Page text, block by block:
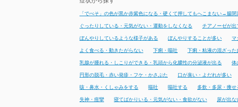
「でべそ」の色が黒か赤紫色になる・硬くて押してもへこまない→腸閉
ぐったりしている・元気がない・運動をしなくなる チアノーゼが出
ぼんやりしているような様子がある ぼんやりすることが多い マ
よく食べる・動きたがらない 下痢・嘔吐 下痢・粘液の混ざった
乳腺が腫れる・しこりができる・乳頭から化膿性の分泌液が出る 体
円形の脱毛・赤い発疹・フケ・かさぶた 口が臭い・よだれが多い
咳・鼻水・くしゃみをする 嘔吐 嘔吐する 多飲・多尿・痩
失神・痙攣 寝てばかりいる・元気がない・食欲がない 尿が出な